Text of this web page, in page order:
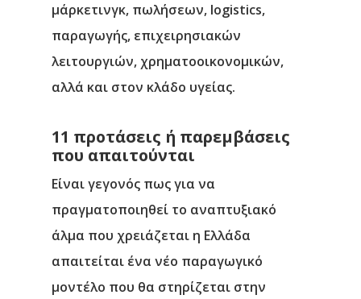
μάρκετινγκ, πωλήσεων, logistics,
παραγωγής, επιχειρησιακών
λειτουργιών, χρηματοοικονομικών,
αλλά και στον κλάδο υγείας.
11 προτάσεις ή παρεμβάσεις
που απαιτούνται
Είναι γεγονός πως για να
πραγματοποιηθεί το αναπτυξιακό
άλμα που χρειάζεται η Ελλάδα
απαιτείται ένα νέο παραγωγικό
μοντέλο που θα στηρίζεται στην